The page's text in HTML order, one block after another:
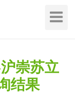
切
导
崇苏立
结果